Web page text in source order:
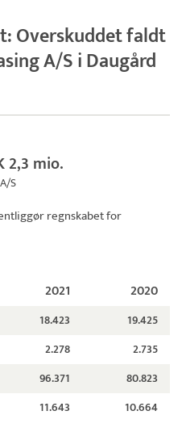
Overskuddet faldt
A/S i Daugård
2,3 mio.
S
regnskabet for
2021 2020
18.423
19.425
2.278
2.735
96.371
80.823
11.643 10.664